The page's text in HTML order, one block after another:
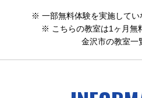
※ 一部無料体験を実施してい
※ こちらの教室は1ヶ月無
金沢市の教室一